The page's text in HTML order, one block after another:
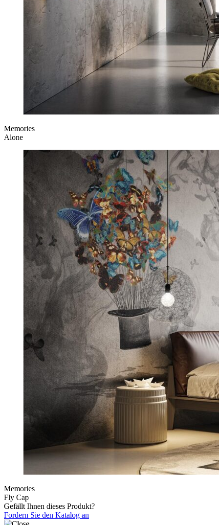
Memories
Alone
Memories
Fly Cap
Gefällt Ihnen dieses Produkt?
Fordern Sie den Katalog an